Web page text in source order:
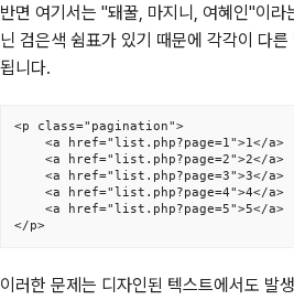
반면 여기서는 "돼꿀, 마지니, 여혜인"이라
닌 검은색 쉼표가 있기 때문에 각각이 다른
됩니다.
<p class="pagination">
</p>
이러한 문제는 디자인된 텍스트에서도 발